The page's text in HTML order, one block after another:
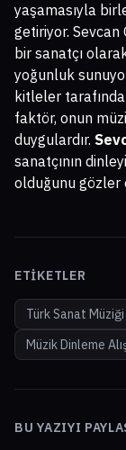
yaşamasıyla
getiriyor.
bir sanatçı
yoğunluk
kitleler
faktör, onun
duygulardır.
sanatçının
olduğunu gözler
ETIKETLER
Türk Sanat Müziği
Müzik Dinleme
BU YAZIYI